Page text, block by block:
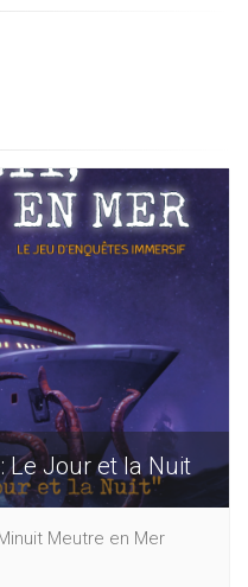
Le Jour et la Nuit
Meutre en Mer